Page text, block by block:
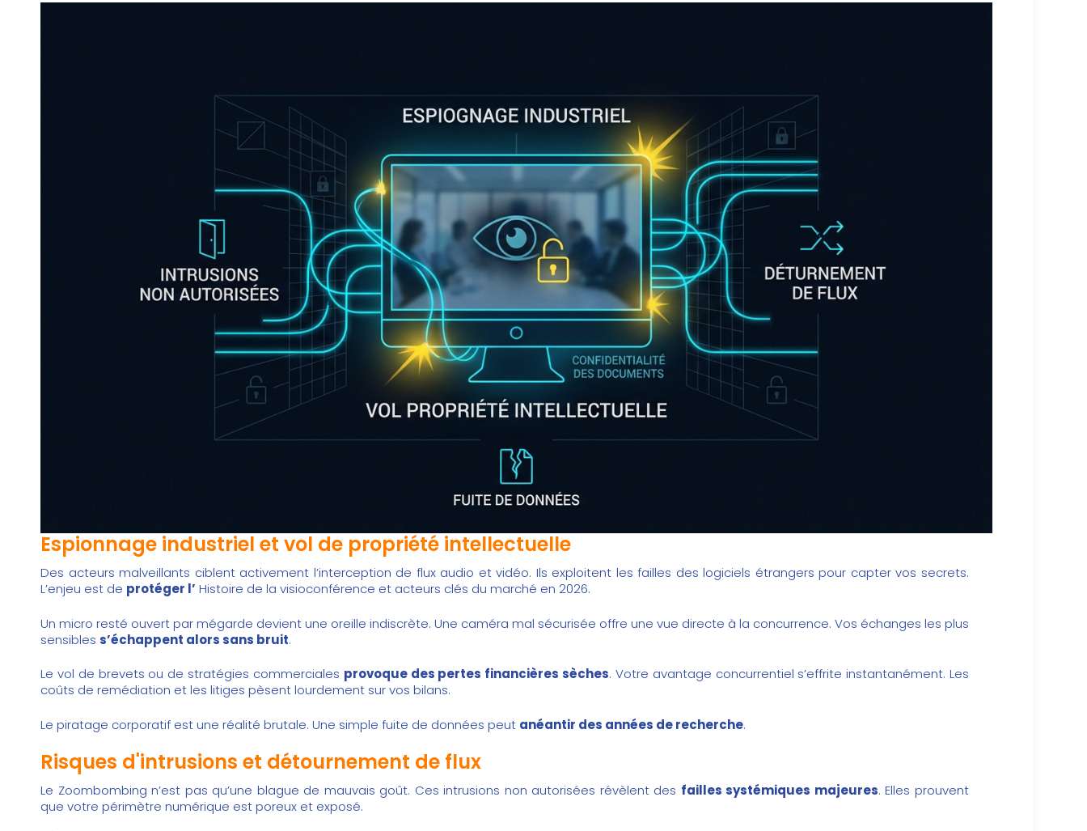
Espionnage industriel et vol de propriété intellectuelle
Des acteurs malveillants ciblent activement l’interception de flux audio et vidéo. Ils exploitent les failles des logiciels étrangers pour capter vos secrets.
L’enjeu est de protéger l’ Histoire de la visioconférence et acteurs clés du marché en 2026.
Un micro resté ouvert par mégarde devient une oreille indiscrète. Une caméra mal sécurisée offre une vue directe à la concurrence. Vos échanges les plus
sensibles s’échappent alors sans bruit.
Le vol de brevets ou de stratégies commerciales provoque des pertes financières sèches. Votre avantage concurrentiel s’effrite instantanément. Les
coûts de remédiation et les litiges pèsent lourdement sur vos bilans.
Le piratage corporatif est une réalité brutale. Une simple fuite de données peut anéantir des années de recherche.
Risques d'intrusions et détournement de flux
Le Zoombombing n’est pas qu’une blague de mauvais goût. Ces intrusions non autorisées révèlent des failles systémiques majeures. Elles prouvent
que votre périmètre numérique est poreux et exposé.